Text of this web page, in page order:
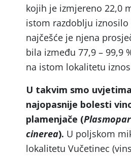
kojih je izmjereno 22,0
istom razdoblju iznosilo
najčešće je njena
bila između 77,9 – 99,9
na istom lokalitetu
U takvim smo
najopasnije bolesti
plamenjače (
cinerea). U poljskom
lokalitetu Vučetinec